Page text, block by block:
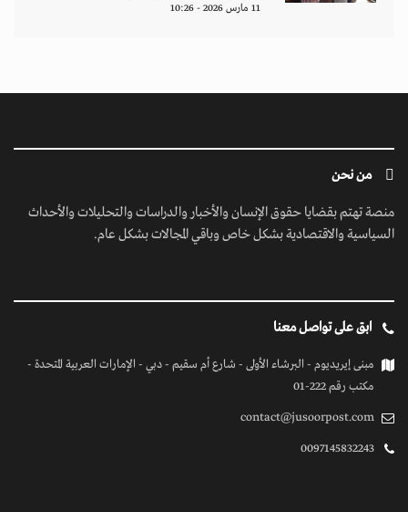
11 مارس 2026 - 10:26
من نحن
منصة تهتم بقضايا حقوق الإنسان والأخبار والدراسات والتحليلات والأحداث
السياسية والاقتصادية بشكل خاص وباقي المجالات بشكل عام.
ابق على تواصل معنا
مبنى إيريديوم - البرشاء الأولى - شارع أم سقيم - دبي - الإمارات العربية المتحدة -
مكتب رقم 222-01
contact@jusoorpost.com
0097145832243